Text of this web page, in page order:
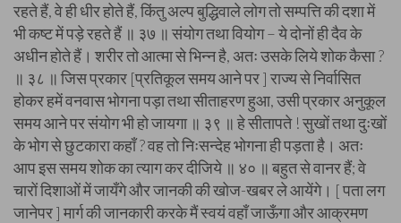
रहते हैं, वे ही धीर होते हैं, किंतु अल्प बुद्धिवाले लोग तो सम्पत्ति की दशा में
भी कष्ट में पड़े रहते हैं ॥ ३७ ॥ संयोग तथा वियोग – ये दोनों ही दैव के
अधीन होते हैं। शरीर तो आत्मा से भिन्न है, अतः उसके लिये शोक कैसा ?
॥ ३८ ॥ जिस प्रकार [प्रतिकूल समय आने पर ] राज्य से निर्वासित
होकर हमें वनवास भोगना पड़ा तथा सीताहरण हुआ, उसी प्रकार अनुकूल
समय आने पर संयोग भी हो जायगा ॥ ३९ ॥ हे सीतापते ! सुखों तथा दुःखों
के भोग से छुटकारा कहाँ ? वह तो निःसन्देह भोगना ही पड़ता है। अतः
आप इस समय शोक का त्याग कर दीजिये ॥ ४० ॥ बहुत से वानर हैं; वे
चारों दिशाओं में जायँगे और जानकी की खोज-खबर ले आयेंगे। [ पता लग
जानेपर ] मार्ग की जानकारी करके मैं स्वयं वहाँ जाऊँगा और आक्रमण